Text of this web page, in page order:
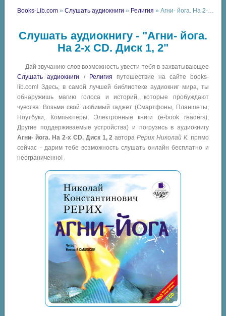
Books-Lib.com »Слушать аудиокниги » Религия » Агни- йога. На 2-х CD. Диск 1, 2
Слушать аудиокнигу - "Агни- йога.
На 2-х CD. Диск 1, 2"
Дай звучанию слов возможность увести тебя в захватывающее
Слушать аудиокниги
/ Религия путешествие на сайте books-
lib.com! Здесь, в самой лучшей библиотеке аудиокниг мира, ты
обнаружишь магию голоса и историй, которые пробуждают
чувства. Возьми свой любимый гаджет (Смартфоны, Планшеты,
Ноутбуки, Компьютеры, Электронные книги (e-book readers),
Другие поддерживаемые устройства) и погрузись в аудиокнигу
Агни- йога. На 2-х CD. Диск 1, 2 автораРерих Николай К. прямо
сейчас - дарим тебе возможность слушать онлайн бесплатно и
неограниченно!